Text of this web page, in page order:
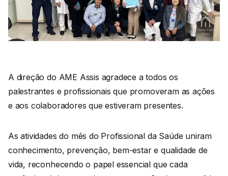
A direção do AME Assis agradece a todos os
palestrantes e profissionais que promoveram as ações
e aos colaboradores que estiveram presentes.
As atividades do mês do Profissional da Saúde uniram
conhecimento, prevenção, bem-estar e qualidade de
vida, reconhecendo o papel essencial que cada